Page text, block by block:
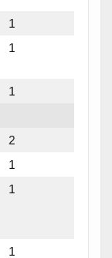
1
1
1
2
1
1
1